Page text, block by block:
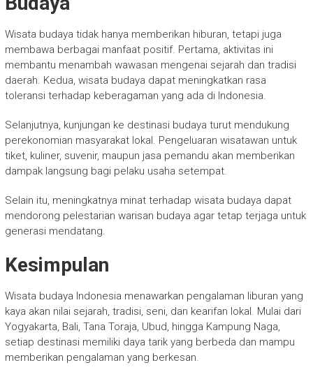
Wisata budaya tidak hanya memberikan hiburan, tetapi juga
membawa berbagai manfaat positif. Pertama, aktivitas ini
membantu menambah wawasan mengenai sejarah dan tradisi
daerah. Kedua, wisata budaya dapat meningkatkan rasa
toleransi terhadap keberagaman yang ada di Indonesia.
Selanjutnya, kunjungan ke destinasi budaya turut mendukung
perekonomian masyarakat lokal. Pengeluaran wisatawan untuk
tiket, kuliner, suvenir, maupun jasa pemandu akan memberikan
dampak langsung bagi pelaku usaha setempat.
Selain itu, meningkatnya minat terhadap wisata budaya dapat
mendorong pelestarian warisan budaya agar tetap terjaga untuk
generasi mendatang.
Kesimpulan
Wisata budaya Indonesia menawarkan pengalaman liburan yang
kaya akan nilai sejarah, tradisi, seni, dan kearifan lokal. Mulai dari
Yogyakarta, Bali, Tana Toraja, Ubud, hingga Kampung Naga,
setiap destinasi memiliki daya tarik yang berbeda dan mampu
memberikan pengalaman yang berkesan.